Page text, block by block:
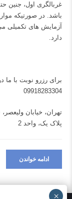
غربالگری اول، جنین
باشد. در صورتیکه
آزمایش های تکمیلی
دارد.
برای رزرو نوبت با
09918283304
تهران، خیابان
پلاک یک، واحد 2
ادامه خواندن